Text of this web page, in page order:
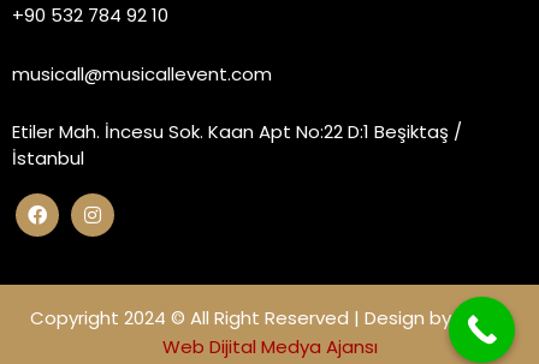
+90 532 784 92 10
musicall@musicallevent.com
Etiler Mah. İncesu Sok. Kaan Apt No:22 D:1 Beşiktaş /
İstanbul
Copyright 2024 © All Right Reserved | Design byMiano
Web Dijital Medya Ajansı